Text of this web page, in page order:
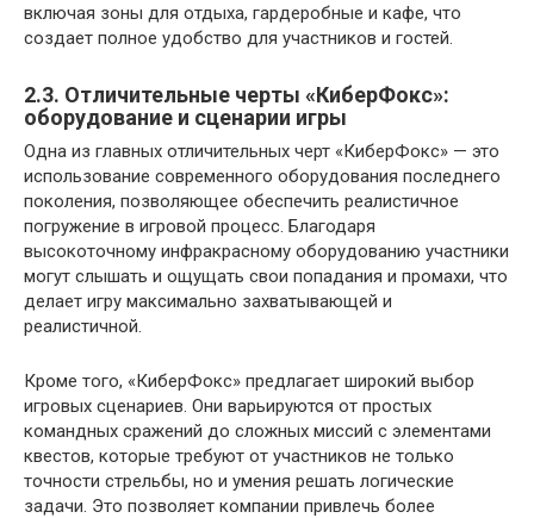
включая зоны для отдыха, гардеробные и кафе, что
создает полное удобство для участников и гостей.
2.3. Отличительные черты «КиберФокс»:
оборудование и сценарии игры
Одна из главных отличительных черт «КиберФокс» — это
использование современного оборудования последнего
поколения, позволяющее обеспечить реалистичное
погружение в игровой процесс. Благодаря
высокоточному инфракрасному оборудованию участники
могут слышать и ощущать свои попадания и промахи, что
делает игру максимально захватывающей и
реалистичной.
Кроме того, «КиберФокс» предлагает широкий выбор
игровых сценариев. Они варьируются от простых
командных сражений до сложных миссий с элементами
квестов, которые требуют от участников не только
точности стрельбы, но и умения решать логические
задачи. Это позволяет компании привлечь более